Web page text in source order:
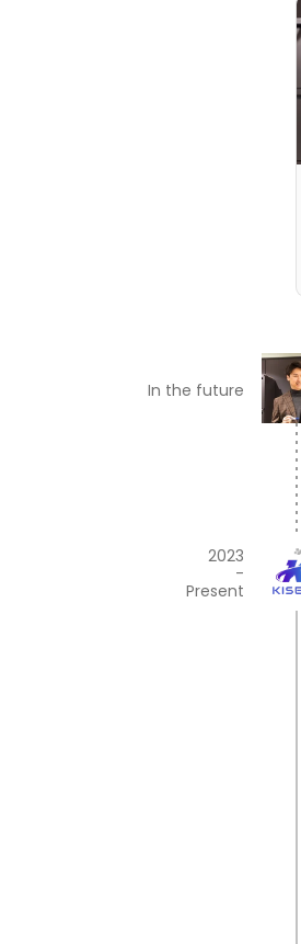
In the future
2023
-
Present